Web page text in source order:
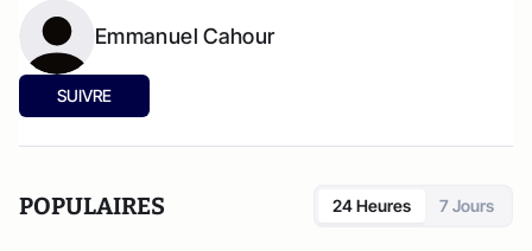
Emmanuel Cahour
SUIVRE
POPULAIRES 24 Heures 7 Jours